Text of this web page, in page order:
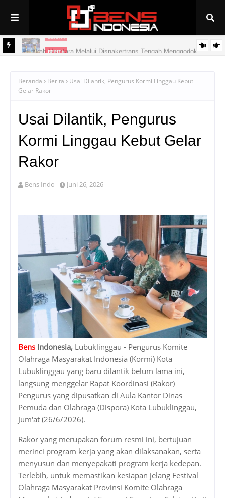
Pemkab Muratara Melalui Disnakertrans Tengah Menggodok
Beranda Berita
Usai Dilantik, Pengurus Kormi Linggau Kebut
Gelar Rakor
Usai Dilantik, Pengurus
Kormi Linggau Kebut Gelar
Rakor
Bens Indo Juni 26, 2026
Bens Indonesia, Lubuklinggau - Pengurus Komite
Olahraga Masyarakat Indonesia (Kormi) Kota
Lubuklinggau yang baru dilantik belum lama ini,
langsung menggelar Rapat Koordinasi (Rakor)
Pengurus yang dipusatkan di Aula Kantor Dinas
Pemuda dan Olahraga (Dispora) Kota Lubuklinggau,
Jum'at (26/6/2026).
Rakor yang merupakan forum resmi ini, bertujuan
merinci program kerja yang akan dilaksanakan, serta
menyusun dan menyepakati program kerja kedepan.
Terlebih, untuk memastikan kesiapan jelang Festival
Olahraga Masyarakat Provinsi Komite Olahraga